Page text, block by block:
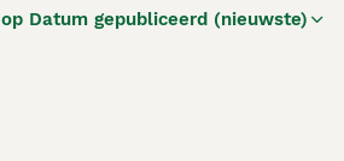
Datum gepubliceerd (nieuwste)